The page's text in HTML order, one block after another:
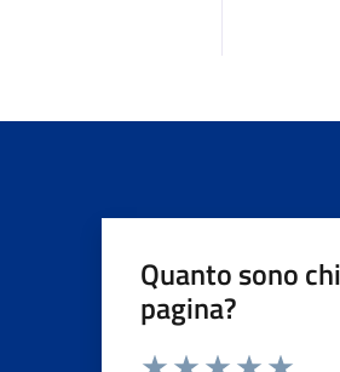
Quanto sono
pagina?
Valuta da 1 a 5 stelle la pagina